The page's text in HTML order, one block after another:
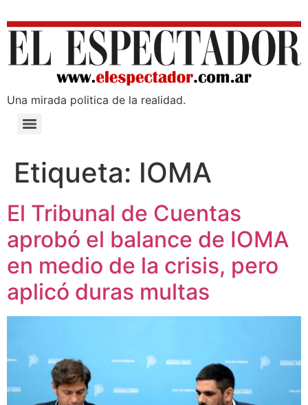
Una mirada poli­tica de la realidad.
Etiqueta: IOMA
El Tribunal de Cuentas
aprobó el balance de IOMA
en medio de la crisis, pero
aplicó duras multas